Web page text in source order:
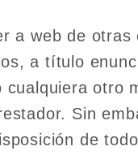
a web de
a título
Sin
de